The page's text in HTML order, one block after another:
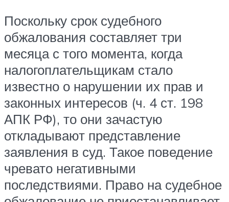
Поскольку срок судебного
обжалования составляет три
месяца с того момента, когда
налогоплательщикам стало
известно о нарушении их прав и
законных интересов (ч. 4 ст. 198
АПК РФ), то они зачастую
откладывают представление
заявления в суд. Такое поведение
чревато негативными
последствиями. Право на судебное